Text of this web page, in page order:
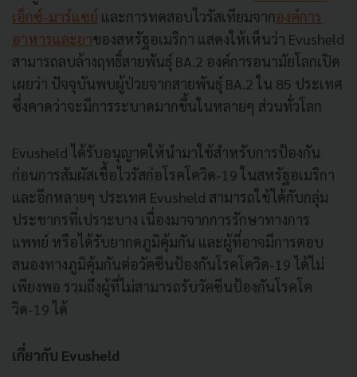
เอ็กซ์-มาร์แซย์ และการทดสอบไวรัสเทียมจากองค์การ
อาหารและยาของสหรัฐอเมริกา แสดงให้เห็นว่า Evusheld
สามารถลบล้างฤทธิ์สายพันธุ์ BA.2 องค์การอนามัยโลกเปิด
เผยว่า ปัจจุบันพบผู้ป่วยจากสายพันธุ์ BA.2 ใน 85 ประเทศ
ซึ่งคาดว่าจะมีการระบาดมากขึ้นในหลายๆ ส่วนทั่วโลก
Evusheld ได้รับอนุญาตให้นำมาใช้สำหรับการป้องกัน
ก่อนการสัมผัสเชื้อไวรัสก่อโรคโควิด-19 ในสหรัฐอเมริกา
และอีกหลายๆ ประเทศ Evusheld สามารถใช้ได้กับกลุ่ม
ประชากรที่เปราะบาง เนื่องมาจากการรักษาทางการ
แพทย์ หรือได้รับยากดภูมิคุ้มกัน และผู้ที่อาจมีการตอบ
สนองทางภูมิคุ้มกันต่อวัคซีนป้องกันโรคโควิด-19 ได้ไม่
เพียงพอ รวมถึงผู้ที่ไม่สามารถรับวัคซีนป้องกันโรคโค
วิด-19 ได้
เกี่ยวกับ Evusheld